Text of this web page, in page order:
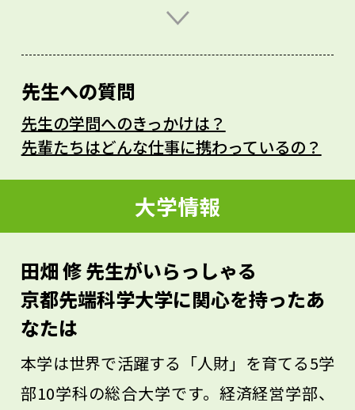
るでしょう。でも、ロボット・スマ一トフ
専門が関わります。新製品の開発プロジェ
クトでは、さまざまな専門家が集まってチ
ームワークで仕事をします。チームで活発
などの分野に縛られずに、まず幅広い工学
分野の基礎的な知識を身につけてくださ
い。その上に自分の得意分野の専門知識を
身につけることが大事です。さらに英語も
話せれば、世界中で活躍できる人材になれ
先生への質問
先生の学問へのきっかけは？
先輩たちはどんな仕事に携わっているの？
大学情報
田畑 修 先生がいらっしゃる
京都先端科学大学に関心を持ったあ
なたは
本学は世界で活躍する「人財」を育てる5学
部10学科の総合大学です。経済経営学部、